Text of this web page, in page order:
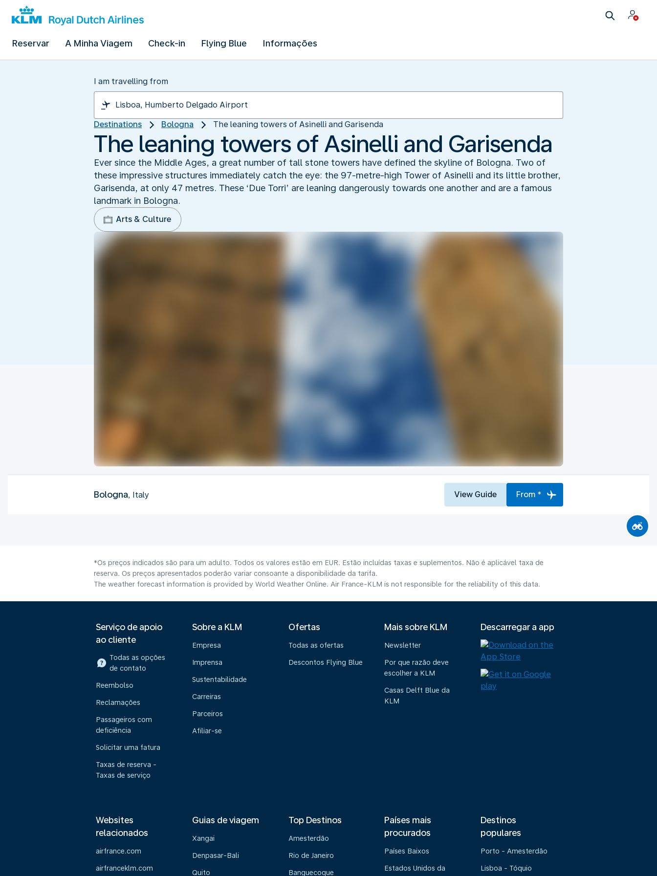
Reservar A Minha Viagem Check-in Flying Blue Informações
I am travelling from
Destinations Bologna The leaning towers of Asinelli and Garisenda
The leaning towers of Asinelli and Garisenda
Ever since the Middle Ages, a great number of tall stone towers have defined the skyline of Bologna. Two of
these impressive structures immediately catch the eye: the 97-metre-high Tower of Asinelli and its little brother,
Garisenda, at only 47 metres. These ‘Due Torri’ are leaning dangerously towards one another and are a famous
landmark in Bologna.
Arts & Culture
Bologna, Italy View Guide From *
*Os preços indicados são para um adulto. Todos os valores estão em EUR. Estão incluídas taxas e suplementos. Não é aplicável taxa de
reserva. Os preços apresentados poderão variar consoante a disponibilidade da tarifa.
The weather forecast information is provided by World Weather Online. Air France-KLM is not responsible for the reliability of this data.
Serviço de apoio
ao cliente
Todas as opções
de contato
Reembolso
Reclamações
Passageiros com
deficiência
Solicitar uma fatura
Taxas de reserva -
Taxas de serviço
Sobre a KLM
Empresa
Imprensa
Sustentabilidade
Carreiras
Parceiros
Afiliar-se
Ofertas
Todas as ofertas
Descontos Flying Blue
Mais sobre KLM
Newsletter
Por que razão deve
escolher a KLM
Casas Delft Blue da
KLM
Descarregar a app
Websites
relacionados
airfrance.com
airfranceklm.com
Guias de viagem
Xangai
Denpasar-Bali
Quito
Top Destinos
Amesterdão
Rio de Janeiro
Banguecoque
Países mais
procurados
Países Baixos
Estados Unidos da
Destinos
populares
Porto - Amesterdão
Lisboa - Tóquio